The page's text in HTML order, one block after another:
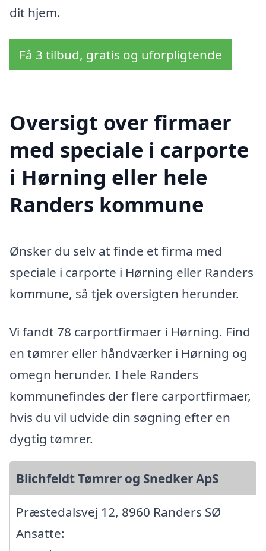
dit hjem.
Få 3 tilbud, gratis og uforpligtende
Oversigt over firmaer
med speciale i carporte
i Hørning eller hele
Randers kommune
Ønsker du selv at finde et firma med
speciale i carporte i Hørning eller Randers
kommune, så tjek oversigten herunder.
Vi fandt 78 carportfirmaer i Hørning. Find
en tømrer eller håndværker i Hørning og
omegn herunder. I hele Randers
kommunefindes der flere carportfirmaer,
hvis du vil udvide din søgning efter en
dygtig tømrer.
Blichfeldt Tømrer og Snedker ApS
Præstedalsvej 12, 8960 Randers SØ
Ansatte: